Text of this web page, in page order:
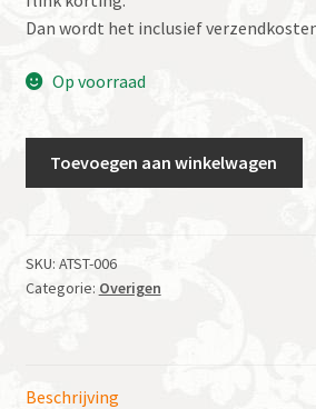
Dan wordt het inclusief
Op voorraad
aantal
Toevoegen aan winkelwagen
SKU: ATST-006
Categorie: Overigen
Beschrijving